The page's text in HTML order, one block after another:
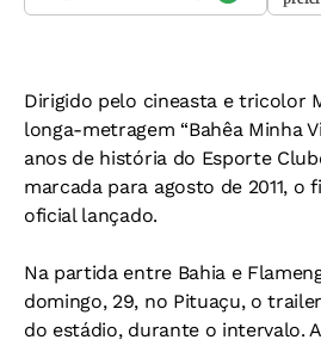
Dirigido pelo cineasta e tricolor
longa-metragem “Bahêa Minha
anos de história do Esporte
marcada para agosto de 2011, o
oficial lançado.
Na partida entre Bahia e
domingo, 29, no Pituaçu, o
do estádio, durante o intervalo.